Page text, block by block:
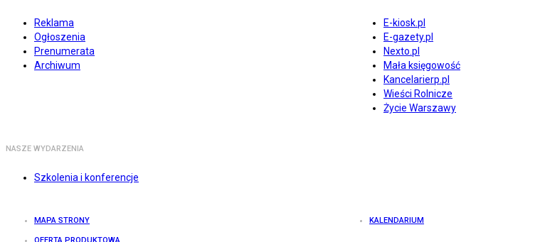
Reklama
Ogłoszenia
Prenumerata
Archiwum
E-kiosk.pl
E-gazety.pl
Nexto.pl
Mała księgowość
Kancelarierp.pl
Wieści Rolnicze
Życie Warszawy
NASZE WYDARZENIA
Szkolenia i konferencje
MAPA STRONY KALENDARIUM